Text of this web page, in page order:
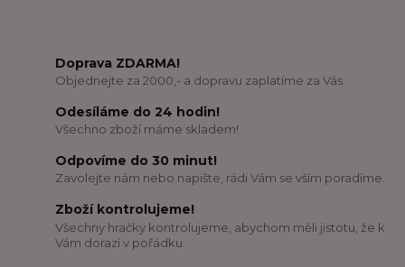
Doprava ZDARMA!
Objednejte za 2000,- a dopravu zaplatíme za Vás.
Odesíláme do 24 hodin!
Všechno zboží máme skladem!
Odpovíme do 30 minut!
Zavolejte nám nebo napište, rádi Vám se vším poradíme.
Zboží kontrolujeme!
Všechny hračky kontrolujeme, abychom měli jistotu, že k
Vám dorazí v pořádku.